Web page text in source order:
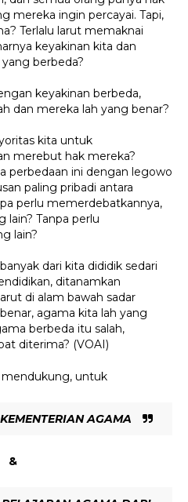
mereka ingin percayai. Tapi,
? Terlalu larut memaknai
keyakinan kita dan
berbeda?
keyakinan berbeda,
dan mereka lah yang benar?
kita untuk
merebut hak mereka?
perbedaan ini dengan legowo
paling pribadi antara
perlu memerdebatkannya,
lain? Tanpa perlu
lain?
dari kita dididik sedari
ditanamkan
di alam bawah sadar
agama kita lah yang
berbeda itu salah,
diterima? (VOAI)
mendukung, untuk
AGAMA
&